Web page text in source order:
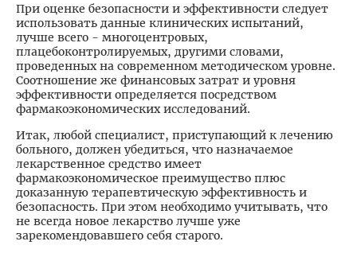
При оценке безопасности и эффективности следует
использовать данные клинических испытаний,
лучше всего - многоцентровых,
плацебоконтролируемых, другими словами,
проведенных на современном методическом уровне.
Соотношение же финансовых затрат и уровня
эффективности определяется посредством
фармакоэкономических исследований.
Итак, любой специалист, приступающий к лечению
больного, должен убедиться, что назначаемое
лекарственное средство имеет
фармакоэкономическое преимущество плюс
доказанную терапевтическую эффективность и
безопасность. При этом необходимо учитывать, что
не всегда новое лекарство лучше уже
зарекомендовавшего себя старого.